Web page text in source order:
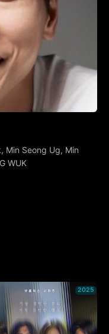
Min Seong Ug, Min
WUK
2025